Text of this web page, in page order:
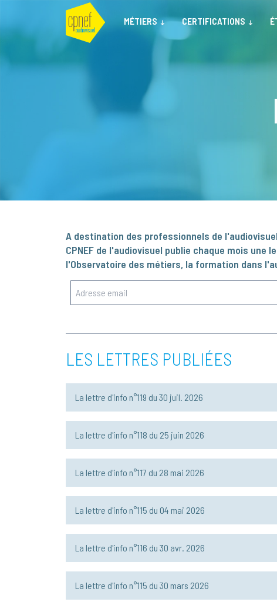
MÉTIERS CERTIFICATIONS
A destination des professionnels de
CPNEF de l'audiovisuel publie chaque mois
l'Observatoire des métiers, la formation dans
LES LETTRES PUBLIÉES
La lettre d'info n°119 du 30 juil. 2026
La lettre d'info n°118 du 25 juin 2026
La lettre d'info n°117 du 28 mai 2026
La lettre d'info n°115 du 04 mai 2026
La lettre d'info n°116 du 30 avr. 2026
La lettre d'info n°115 du 30 mars 2026